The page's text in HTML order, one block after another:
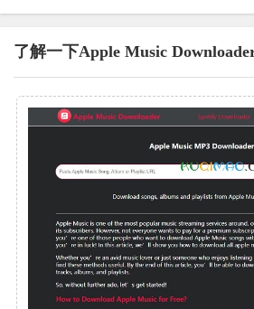
了解一下Apple Music